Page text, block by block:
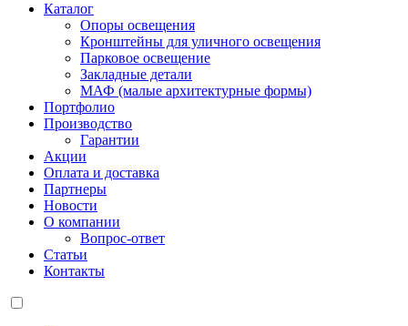
Каталог
Опоры освещения
Кронштейны для уличного освещения
Парковое освещение
Закладные детали
МАФ (малые архитектурные формы)
Портфолио
Производство
Гарантии
Акции
Оплата и доставка
Партнеры
Новости
О компании
Вопрос-ответ
Статьи
Контакты